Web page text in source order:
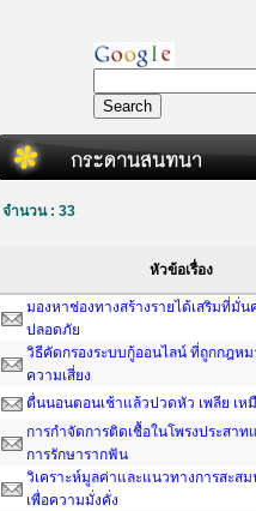
จำนวน : 33
หัวข้อเรื่อง
มองหาช่องทางสร้างรายได้เสริมที่มั่น
ปลอดภัย
วิธีคัดกรองระบบกู้ออนไลน์ ที่ถูกกฎหม
ความเสี่ยง
ตื่นนอนตอนเช้าแล้วปวดหัว เพลีย เห
การกำจัดการติดเชื้อในโพรงประสา
การรักษารากฟัน
วิเคราะห์มูลค่าและแนวทางการสะส
เพื่อความมั่งคั่ง